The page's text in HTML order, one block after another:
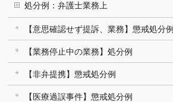
処分例：弁護士業務上
【意思確認せず提訴、業務】懲戒処分例
【業務停止中の業務】処分例
【非弁提携】懲戒処分例
【医療過誤事件】懲戒処分例